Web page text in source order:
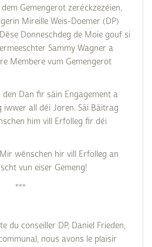
Gemengerot zeréckzezéien,
Mireille Weis-Doemer (DP)
Donneschdeg de Moie gouf si
Sammy Wagner a
Membere vum Gemengerot
Dan fir säin Engagement a
iwwer all déi Joren. Säi Bäitrag
him vill Erfolleg fir déi
wënschen hir vill Erfolleg an
vun eiser Gemeng!
***
du conseiller DP, Daniel Frieden,
nous avons le plaisir